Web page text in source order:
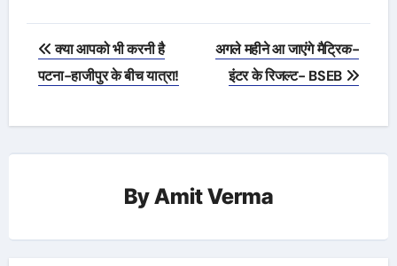
Post
navigation
क्या आपको भी करनी है
पटना-हाजीपुर के बीच यात्रा!
अगले महीने आ जाएंगे मैट्रिक-
इंटर के रिजल्ट- BSEB
ByAmit Verma